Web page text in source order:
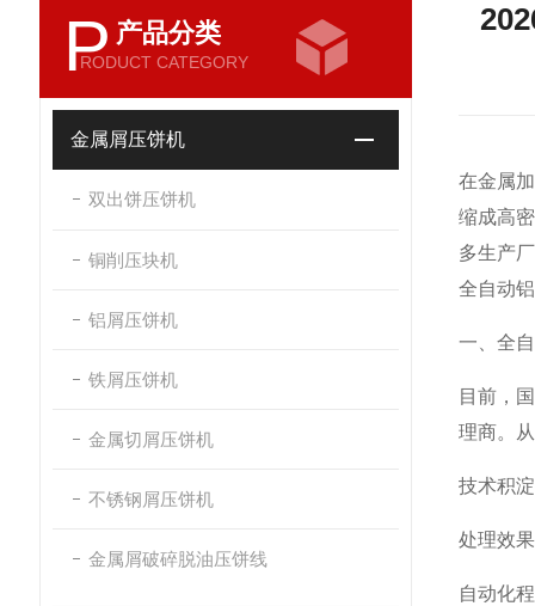
P 产品分类
RODUCT CATEGORY
金属屑压饼机
双出饼压饼机
铜削压块机
铝屑压饼机
铁屑压饼机
金属切屑压饼机
不锈钢屑压饼机
金属屑破碎脱油压饼线
在金属
缩成高
多生产
全自动
一、全
目前，
理商。
技术积
处理效
自动化